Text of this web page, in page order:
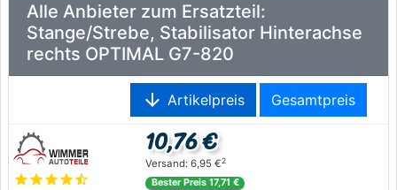
Alle Anbieter zum Ersatzteil:
Stange/Strebe, Stabilisator Hinterachse
rechts OPTIMAL G7-820
arrow_downward Artikelpreis Gesamtpreis
starstarstarstarstar_half
10,76 €
Versand: 6,95 €2
Bester Preis 17,71 €